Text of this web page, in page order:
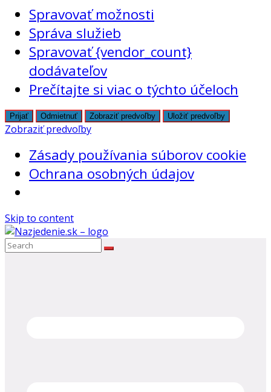
Spravovať možnosti
Správa služieb
Spravovať {vendor_count}
dodávateľov
Prečítajte si viac o týchto účeloch
Prijať Odmietnuť Zobraziť predvoľby Uložiť predvoľby
Zobraziť predvoľby
Zásady používania súborov cookie
Ochrana osobných údajov
Skip to content